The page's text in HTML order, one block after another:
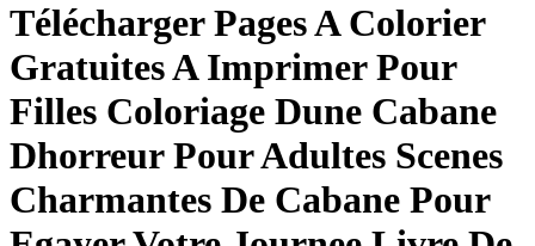
Télécharger Pages A Colorier
Gratuites A Imprimer Pour
Filles Coloriage Dune Cabane
Dhorreur Pour Adultes Scenes
Charmantes De Cabane Pour